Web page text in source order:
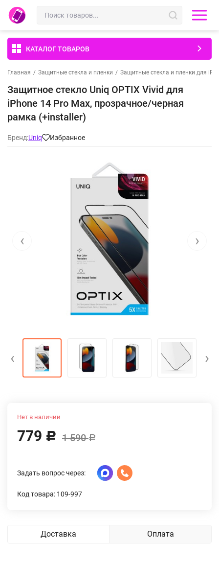
КАТАЛОГ ТОВАРОВ
Главная / Защитные стекла и пленки / Защитные стекла и пленки для
Защитное стекло Uniq OPTIX Vivid для
iPhone 14 Pro Max, прозрачное/черная
рамка (+installer)
Бренд:Uniq Избранное
‹ ›
‹ ›
Нет в наличии
779 Р 1 590Р
Задать вопрос через:
Код товара: 109-997
Доставка Оплата